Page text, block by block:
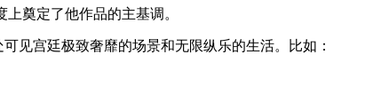
奠定了他作品的主基调。
见宫廷极致奢靡的场景和无限纵乐的生活。比如：